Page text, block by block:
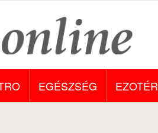
EGÉSZSÉG EZOTÉR